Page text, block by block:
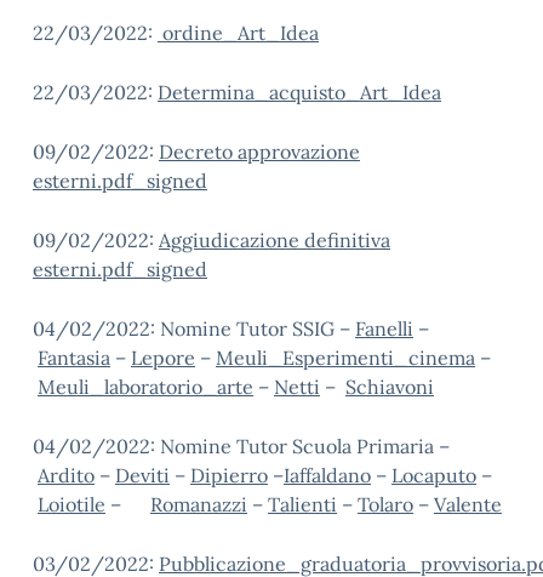
22/03/2022: ordine_Art_Idea
22/03/2022: Determina_acquisto_Art_Idea
09/02/2022: Decreto approvazione
esterni.pdf_signed
09/02/2022: Aggiudicazione definitiva
esterni.pdf_signed
04/02/2022: Nomine Tutor SSIG – Fanelli –
Fantasia – Lepore – Meuli_Esperimenti_cinema –
Meuli_laboratorio_arte – Netti – Schiavoni
04/02/2022: Nomine Tutor Scuola Primaria –
Ardito – Deviti – Dipierro –Iaffaldano – Locaputo –
Loiotile – Romanazzi – Talienti – Tolaro – Valente
03/02/2022: